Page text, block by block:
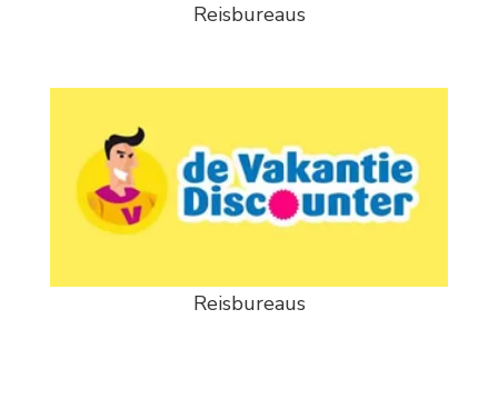
Reisbureaus
Reisbureaus